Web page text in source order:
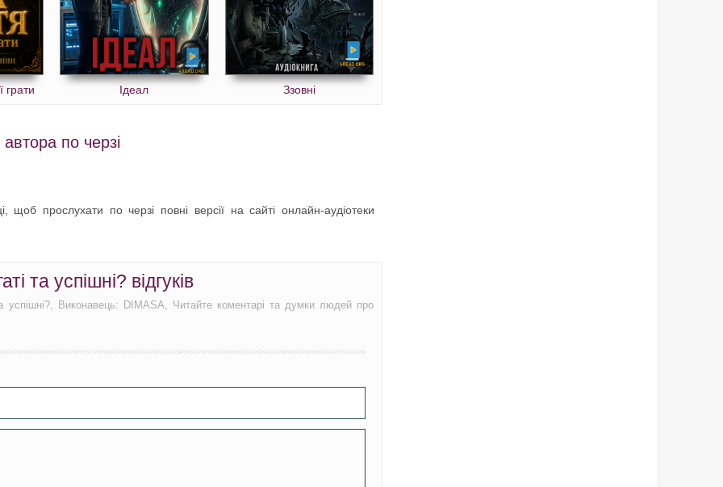
грати Ідеал Ззовні
по черзі
прослухати по черзі повні версії на сайті онлайн-аудіотеки
та успішні? відгуків
успішні?, Виконавець: DIMASA, Читайте коментарі та думки людей про